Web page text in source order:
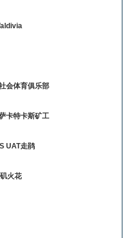
会体育俱乐部
卡特卡斯矿工
UAT走鹃
火花